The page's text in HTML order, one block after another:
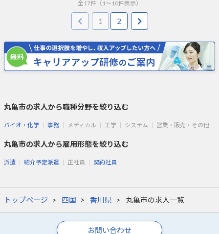
全 17件（ 1 ～ 10件表示）
1 2
丸亀市の求人から職種分野を絞り込む
バイオ・化学 事務 メディカル 工学 システム 営業・販売・その他
丸亀市の求人から雇用形態を絞り込む
派遣 紹介予定派遣 正社員 契約社員
トップページ 四国 香川県 丸亀市の求人一覧
お問い合わせ